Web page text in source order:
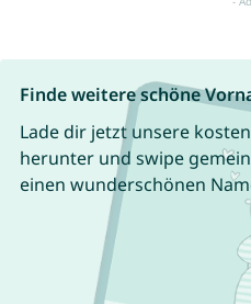
Finde weitere schöne
Lade dir jetzt unsere
herunter und swipe
einen wunderschönen